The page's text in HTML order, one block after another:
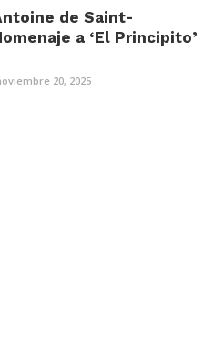
de Saint-
a ‘El Principito’
20, 2025